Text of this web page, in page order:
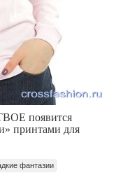
появится
принтами для
фантазии